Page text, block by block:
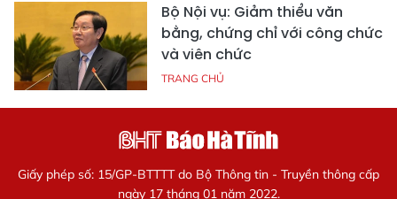
Bộ Nội vụ: Giảm thiểu văn
bằng, chứng chỉ với công chức
và viên chức
TRANG CHỦ
Giấy phép số: 15/GP-BTTTT do Bộ Thông tin - Truyền thông cấp
ngày 17 tháng 01 năm 2022.